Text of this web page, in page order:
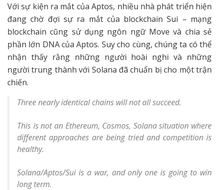
Với sự kiện ra mắt của Aptos, nhiều nhà phát triển hiện
đang chờ đợi sự ra mắt của blockchain Sui – mạng
blockchain cũng sử dụng ngôn ngữ Move và chia sẻ
phần lớn DNA của Aptos. Suy cho cùng, chúng ta có thể
nhận thấy rằng những người hoài nghi và những
người trung thành với Solana đã chuẩn bị cho một trận
chiến.
Three nearly identical chains will not all succeed.
This is not an Ethereum, Cosmos, Solana situation where
different approaches are being tried and competition is
healthy.
Solana/Aptos/Sui is a war, and only one is going to win
long term.